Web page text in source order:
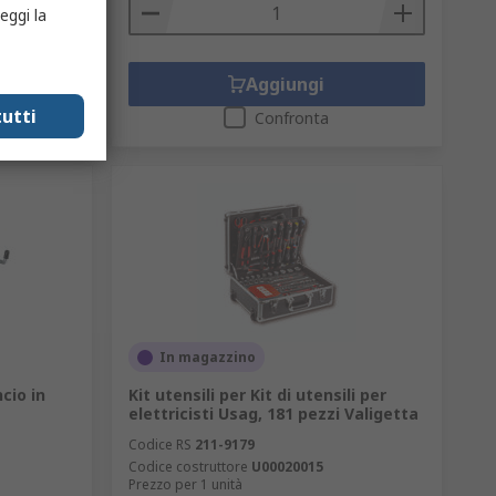
Aggiungi
Confronta
in
In magazzino
Kit utensili per Kit di utensili per
elettricisti Usag, 181 pezzi Valigetta
Codice RS 211-9179
Codice costruttore U00020015
Prezzo per 1 unità
la